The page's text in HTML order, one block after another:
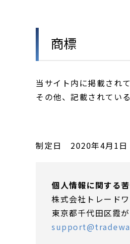
商標
当サイト内に掲載され
その他、記載されてい
制定日 2020年4月1日
個人情報に関する
株式会社トレード
東京都千代田区霞